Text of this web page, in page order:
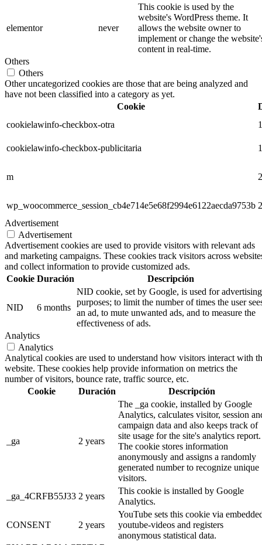
elementor never
This cookie is used by the
website's WordPress theme. It
allows the website owner to
implement or change the
content in real-time.
Others
Others
Other uncategorized cookies are those that are being analyzed and
have not been classified into a category as yet.
Cookie
cookielawinfo-checkbox-otra
cookielawinfo-checkbox-publicitaria
m
wp_woocommerce_session_cb4e714e5e68f2994e6122aecda9753b
Advertisement
Advertisement
Advertisement cookies are used to provide visitors with relevant ads
and marketing campaigns. These cookies track visitors across
and collect information to provide customized ads.
Cookie Duración Descripción
NID 6 months
NID cookie, set by Google, is used for advertising
purposes; to limit the number of times the user
an ad, to mute unwanted ads, and to measure the
effectiveness of ads.
Analytics
Analytics
Analytical cookies are used to understand how visitors interact with
website. These cookies help provide information on metrics the
number of visitors, bounce rate, traffic source, etc.
Cookie
Duración Descripción
_ga 2 years
The _ga cookie, installed by Google
Analytics, calculates visitor, session
campaign data and also keeps track of
site usage for the site's analytics report.
The cookie stores information
anonymously and assigns a randomly
generated number to recognize unique
visitors.
_ga_4CRFB55J33 2 years
This cookie is installed by Google
Analytics.
CONSENT 2 years
YouTube sets this cookie via
youtube-videos and registers
anonymous statistical data.